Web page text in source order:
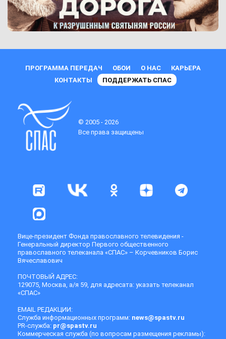
ПРОГРАММА ПЕРЕДАЧ ОБОИ О НАС
КАРЬЕРА
КОНТАКТЫ
ПОДДЕРЖАТЬ СПАС
© 2005 - 2026
Все права защищены
Вице-президент Фонда православного телевидения -
Генеральный директор Первого общественного
православного телеканала «СПАС» – Корчевников Борис
Вячеславович
ПОЧТОВЫЙ АДРЕС:
129075, Москва, а/я 59, для адресата: указать телеканал
«СПАС»
EMAIL РЕДАКЦИИ:
Служба информационных программ: news@spastv.ru
PR-служба: pr@spastv.ru
Коммерческая служба (по вопросам размещения рекламы):